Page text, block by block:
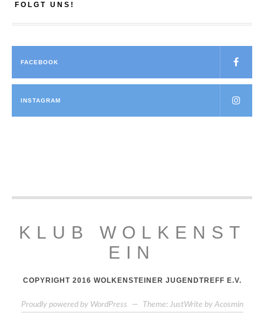
FOLGT UNS!
FACEBOOK
INSTAGRAM
KLUB WOLKENST
EIN
COPYRIGHT 2016 WOLKENSTEINER JUGENDTREFF E.V.
Proudly powered by WordPress — Theme: JustWrite by Acosmin